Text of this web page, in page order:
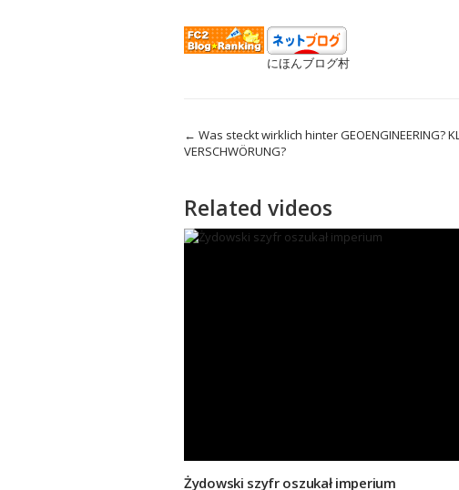
にほんブログ村
← Was steckt wirklich hinter GEOENGINEERING?
VERSCHWÖRUNG?
Related videos
Żydowski szyfr oszukał imperium